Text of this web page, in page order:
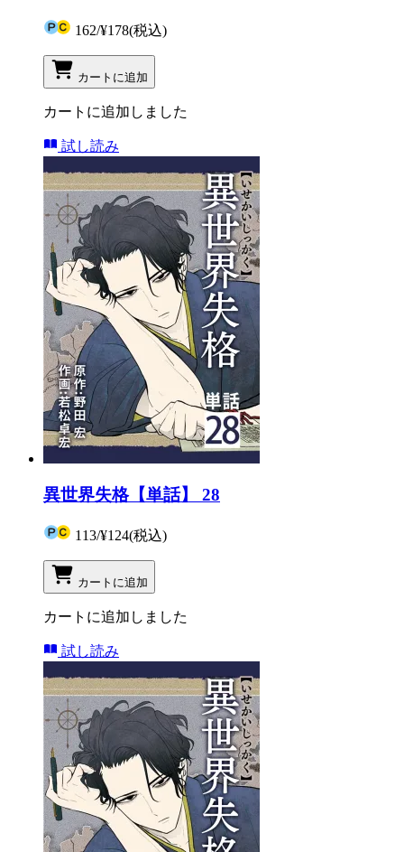
162/¥178(税込)
カートに追加
カートに追加しました
試し読み
異世界失格【単話】 28
113/¥124(税込)
カートに追加
カートに追加しました
試し読み